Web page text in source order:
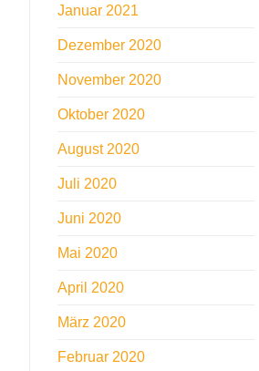
Januar 2021
Dezember 2020
November 2020
Oktober 2020
August 2020
Juli 2020
Juni 2020
Mai 2020
April 2020
März 2020
Februar 2020